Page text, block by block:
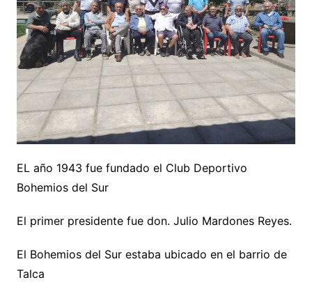
EL año 1943 fue fundado el Club Deportivo
Bohemios del Sur
El primer presidente fue don. Julio Mardones Reyes.
El Bohemios del Sur estaba ubicado en el barrio de
Talca